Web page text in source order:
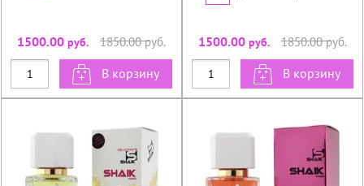
1500.00 руб. 1850.00руб.
В корзину
1500.00 руб. 1850.00руб.
В корзину